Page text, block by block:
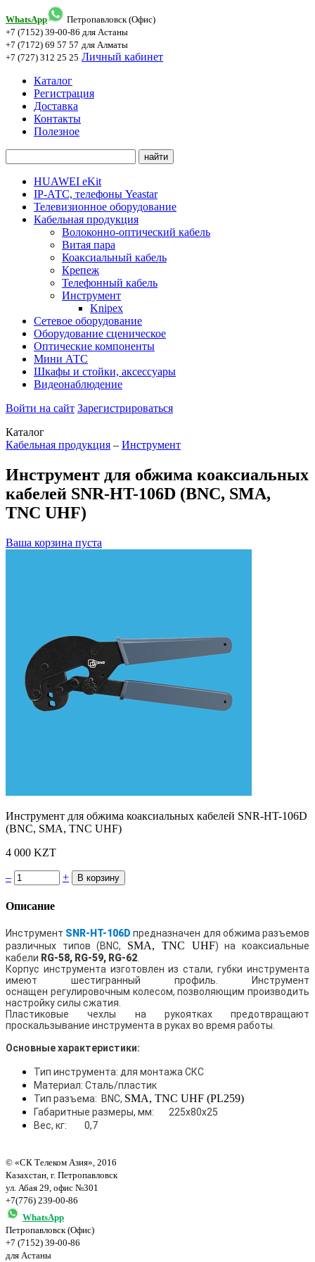
WhatsApp
Петропавловск (Офис)
+7 (7152) 39-00-86 для Астаны
+7 (7172) 69 57 57 для Алматы
+7 (727) 312 25 25 Личный кабинет
Каталог
Регистрация
Доставка
Контакты
Полезное
HUAWEI eKit
IP-АТС, телефоны Yeastar
Телевизионное оборудование
Кабельная продукция
Волоконно-оптический кабель
Витая пара
Коаксиальный кабель
Крепеж
Телефонный кабель
Инструмент
Knipex
Сетевое оборудование
Оборудование сценическое
Оптические компоненты
Мини АТС
Шкафы и стойки, аксессуары
Видеонаблюдение
Войти на сайт Зарегистрироваться
Каталог
Кабельная продукция – Инструмент
Инструмент для обжима коаксиальных
кабелей SNR-HT-106D (BNC, SMA,
TNC UHF)
Ваша корзина пуста
Инструмент для обжима коаксиальных кабелей SNR-HT-106D
(BNC, SMA, TNC UHF)
4 000 KZT
– +
Описание
Инструмент SNR-HT-106D предназначен для обжима разъемов
различных типов (BNC, SMA, TNC UHF) на коаксиальные
кабели RG-58, RG-59, RG-62.
Корпус инструмента изготовлен из стали, губки инструмента
имеют шестигранный профиль. Инструмент
оснащен регулировочным колесом, позволяющим производить
настройку силы сжатия.
Пластиковые чехлы на рукоятках предотвращают
проскальзывание инструмента в руках во время работы.
Основные характеристики:
Тип инструмента: для монтажа СКС
Материал: Сталь/пластик
Тип разъема: BNC, SMA, TNC UHF (PL259)
Габаритные размеры, мм:
225х80х25
Вес, кг:
0,7
© «СК Телеком Азия», 2016
Казахстан, г. Петропавловск
ул. Абая 29, офис №301
+7(776) 239-00-86
WhatsApp
Петропавловск (Офис)
+7 (7152) 39-00-86
для Астаны